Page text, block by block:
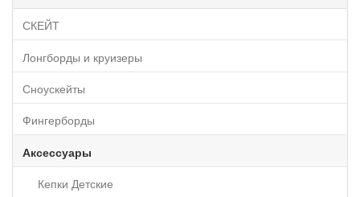
СКЕЙТ
Лонгборды и круизеры
Сноускейты
Фингерборды
Аксессуары
Кепки Детские